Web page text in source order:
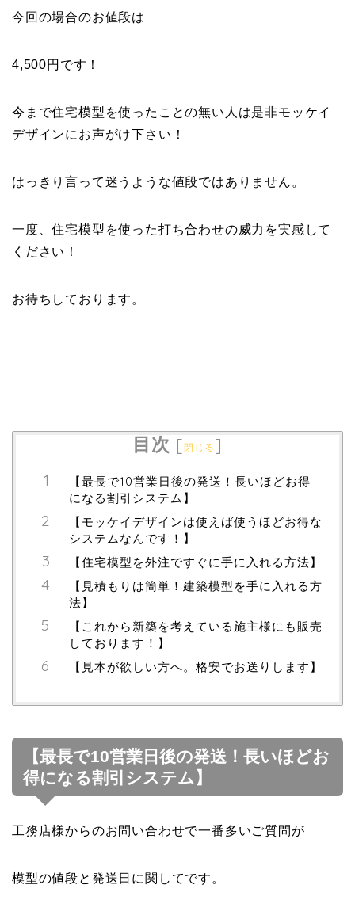
今回の場合のお値段は
4,500円です！
今まで住宅模型を使ったことの無い人は是非モッケイ
デザインにお声がけ下さい！
はっきり言って迷うような値段ではありません。
一度、住宅模型を使った打ち合わせの威力を実感して
ください！
お待ちしております。
目次 [閉じる ]
【最長で10営業日後の発送！長いほどお得
になる割引システム】
【モッケイデザインは使えば使うほどお得な
システムなんです！】
【住宅模型を外注ですぐに手に入れる方法】
【見積もりは簡単！建築模型を手に入れる方
法】
【これから新築を考えている施主様にも販売
しております！】
【見本が欲しい方へ。格安でお送りします】
【最長で10営業日後の発送！長いほどお
得になる割引システム】
工務店様からのお問い合わせで一番多いご質問が
模型の値段と発送日に関してです。